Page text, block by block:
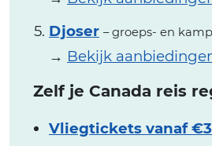
Djoser – groeps- en
→ Bekijk
Zelf je Canada reis
Vliegtickets vanaf